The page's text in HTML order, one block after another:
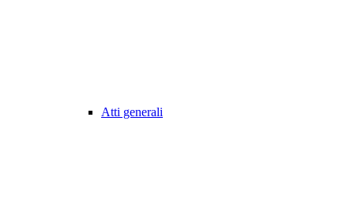
Atti generali